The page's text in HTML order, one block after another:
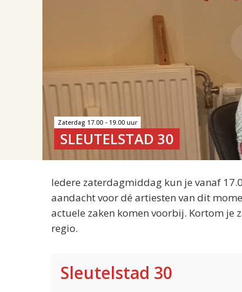
Zaterdag 17.00 - 19.00 uur
SLEUTELSTAD 30
Iedere zaterdagmiddag kun je vanaf
aandacht voor dé artiesten van dit
actuele zaken komen voorbij. Kortom je
regio.
Sleutelstad 30